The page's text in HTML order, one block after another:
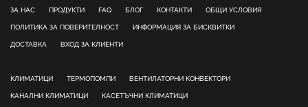
ЗА НАС ПРОДУКТИ FAQ БЛОГ КОНТАКТИ ОБЩИ УСЛОВИЯ
ПОЛИТИКА ЗА ПОВЕРИТЕЛНОСТ ИНФОРМАЦИЯ ЗА БИСКВИТКИ
ДОСТАВКА ВХОД ЗА КЛИЕНТИ
КЛИМАТИЦИ ТЕРМОПОМПИ ВЕНТИЛАТОРНИ КОНВЕКТОРИ
КАНАЛНИ КЛИМАТИЦИ КАСЕТЪЧНИ КЛИМАТИЦИ